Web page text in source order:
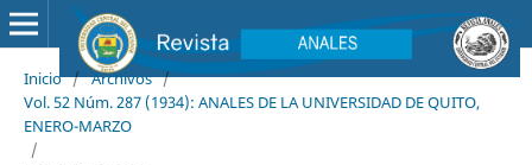
Inicio / Archivos /
Vol. 52 Núm. 287 (1934): ANALES DE LA UNIVERSIDAD DE QUITO,
ENERO-MARZO
/